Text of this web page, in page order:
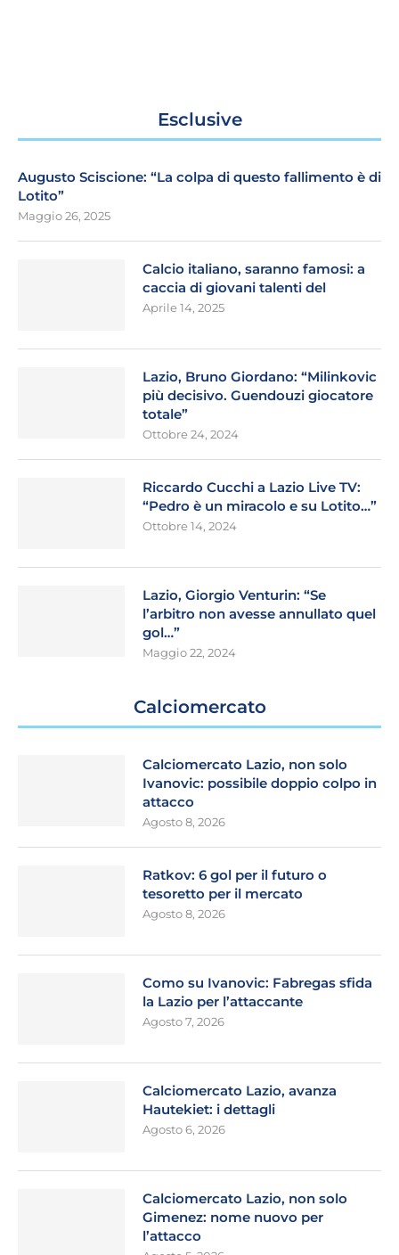
Esclusive
Augusto Sciscione: “La colpa di questo fallimento è di
Lotito”
Maggio 26, 2025
Calcio italiano, saranno famosi: a
caccia di giovani talenti del
Aprile 14, 2025
Lazio, Bruno Giordano: “Milinkovic
più decisivo. Guendouzi giocatore
totale”
Ottobre 24, 2024
Riccardo Cucchi a Lazio Live TV:
“Pedro è un miracolo e su Lotito…”
Ottobre 14, 2024
Lazio, Giorgio Venturin: “Se
l’arbitro non avesse annullato quel
gol…”
Maggio 22, 2024
Calciomercato
Calciomercato Lazio, non solo
Ivanovic: possibile doppio colpo in
attacco
Agosto 8, 2026
Ratkov: 6 gol per il futuro o
tesoretto per il mercato
Agosto 8, 2026
Como su Ivanovic: Fabregas sfida
la Lazio per l’attaccante
Agosto 7, 2026
Calciomercato Lazio, avanza
Hautekiet: i dettagli
Agosto 6, 2026
Calciomercato Lazio, non solo
Gimenez: nome nuovo per
l’attacco